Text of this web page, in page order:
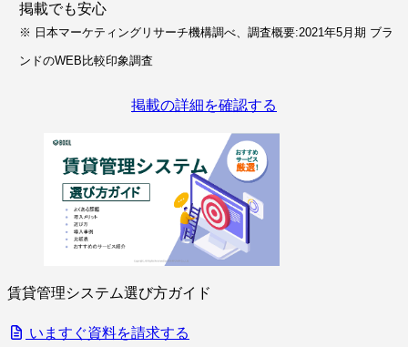
掲載でも安心
※ 日本マーケティングリサーチ機構調べ、調査概要:2021年5月期 ブラ
ンドのWEB比較印象調査
掲載の詳細を確認する
賃貸管理システム選び方ガイド
いますぐ資料を請求する